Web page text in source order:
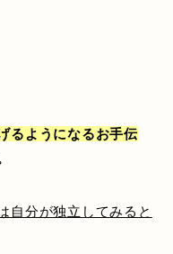
るようになるお手伝
自分が独立してみると